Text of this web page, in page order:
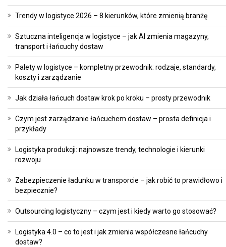
Trendy w logistyce 2026 – 8 kierunków, które zmienią branżę
Sztuczna inteligencja w logistyce – jak AI zmienia magazyny,
transport i łańcuchy dostaw
Palety w logistyce – kompletny przewodnik: rodzaje, standardy,
koszty i zarządzanie
Jak działa łańcuch dostaw krok po kroku – prosty przewodnik
Czym jest zarządzanie łańcuchem dostaw – prosta definicja i
przykłady
Logistyka produkcji: najnowsze trendy, technologie i kierunki
rozwoju
Zabezpieczenie ładunku w transporcie – jak robić to prawidłowo i
bezpiecznie?
Outsourcing logistyczny – czym jest i kiedy warto go stosować?
Logistyka 4.0 – co to jest i jak zmienia współczesne łańcuchy
dostaw?